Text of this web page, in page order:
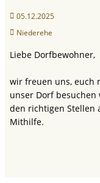
05.12.2025
Niederehe
Liebe Dorfbewohner,
wir freuen uns, euch
unser Dorf besuchen
den richtigen Stellen
Mithilfe.